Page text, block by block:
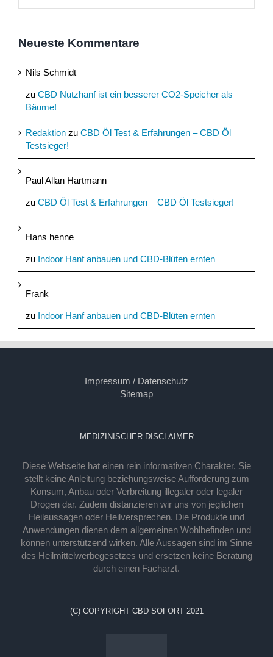
Neueste Kommentare
Nils Schmidt
zu CBD Nutzhanf ist ein besserer CO2-Speicher als
Bäume!
Redaktion zu CBD Öl Test & Erfahrungen – CBD Öl
Testsieger!
Paul Allan Hartmann
zu CBD Öl Test & Erfahrungen – CBD Öl Testsieger!
Hans henne
zu Indoor Hanf anbauen und CBD-Blüten ernten
Frank
zu Indoor Hanf anbauen und CBD-Blüten ernten
Impressum / Datenschutz
Sitemap
MEDIZINISCHER DISCLAIMER
Diese Webseite hat einen rein informativen Charakter. Sie
stellt keine Anleitung beziehungsweise Aufforderung zum
Konsum, Anbau oder Verbreitung illegaler oder legaler
Drogen dar. Zudem distanzieren wir uns von jeglichen
Heilaussagen oder Heilversprechen. Die Produkte und
Anwendungen dienen dem allgemeinen Wohlbefinden und
können unterstützend wirken. Alle Aussagen sind im Sinne
des Heilmittelwerbegesetzes und ersetzen keine Beratung
durch einen Facharzt.
(C) COPYRIGHT CBD SOFORT 2021